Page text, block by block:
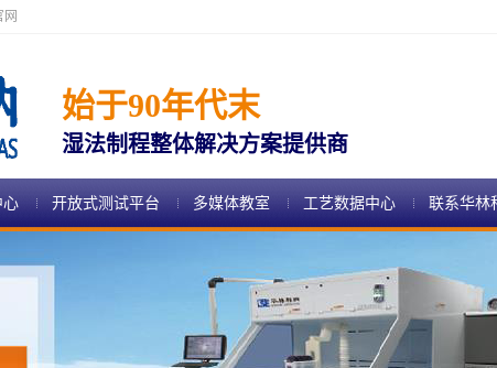
始于90年代末
湿法制程整体解决方案提供商
心 开放式测试平台 多媒体教室 工艺数据中心 联系华林